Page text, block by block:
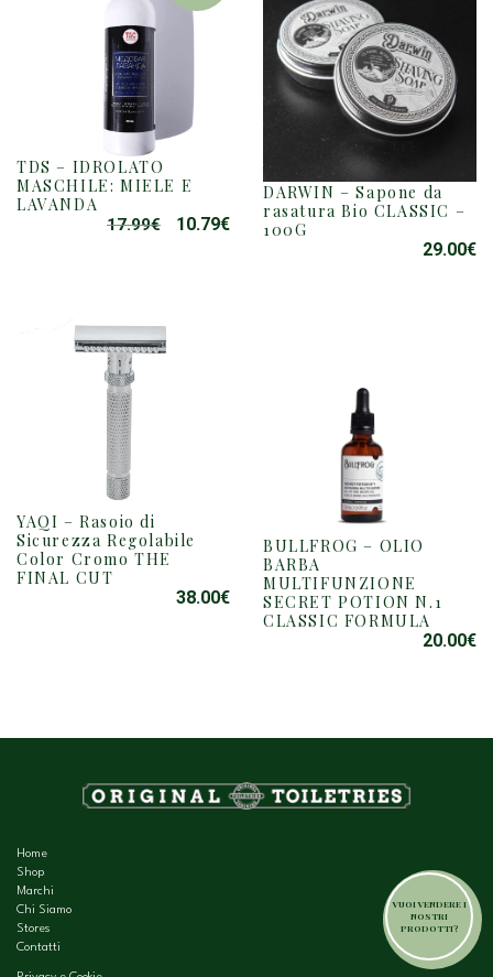
TDS – IDROLATO
MASCHILE: MIELE E
LAVANDA
17.99€
IL
10.79€IL
DARWIN – Sapone da
rasatura Bio CLASSIC –
100G
29.00€
YAQI – Rasoio di
Sicurezza Regolabile
Color Cromo THE
FINAL CUT
38.00€
BULLFROG – OLIO
BARBA
MULTIFUNZIONE
SECRET POTION N.1
CLASSIC FORMULA
20.00€
VUOI VENDERE I
NOSTRI
PRODOTTI?
Home
Shop
Marchi
Chi Siamo
Stores
Contatti